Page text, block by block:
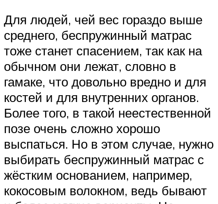
Для людей, чей вес гораздо выше
среднего, беспружинный матрас
тоже станет спасением, так как на
обычном они лежат, словно в
гамаке, что довольно вредно и для
костей и для внутренних органов.
Более того, в такой неестественной
позе очень сложно хорошо
выспаться. Но в этом случае, нужно
выбирать беспружинный матрас с
жёстким основанием, например,
кокосовым волокном, ведь бывают